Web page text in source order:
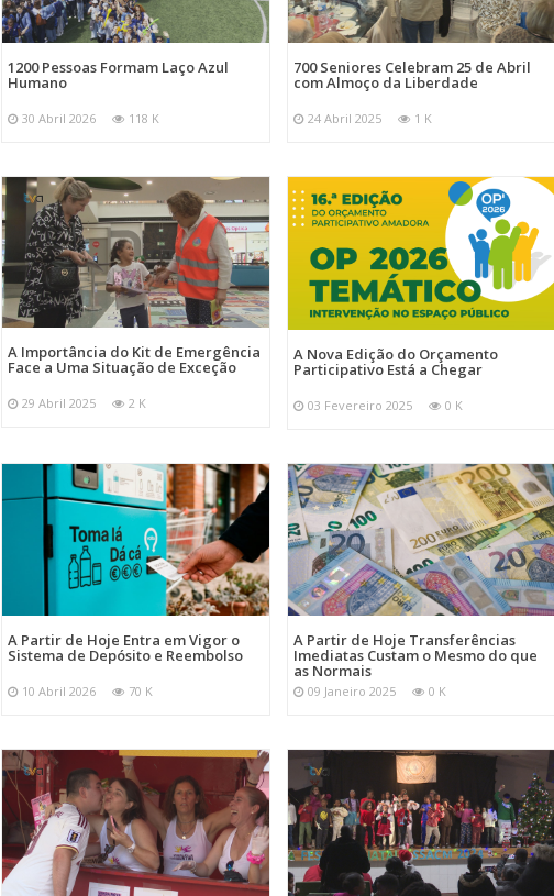
1200 Pessoas Formam Laço Azul
Humano
30 Abril 2026 118 K
700 Seniores Celebram 25 de Abril
com Almoço da Liberdade
24 Abril 2025 1 K
A Importância do Kit de Emergência
Face a Uma Situação de Exceção
29 Abril 2025 2 K
A Nova Edição do Orçamento
Participativo Está a Chegar
03 Fevereiro 2025 0 K
A Partir de Hoje Entra em Vigor o
Sistema de Depósito e Reembolso
10 Abril 2026 70 K
A Partir de Hoje Transferências
Imediatas Custam o Mesmo do que
as Normais
09 Janeiro 2025 0 K